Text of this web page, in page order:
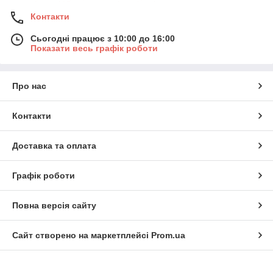
Контакти
Сьогодні працює з 10:00 до 16:00
Показати весь графік роботи
Про нас
Контакти
Доставка та оплата
Графік роботи
Повна версія сайту
Сайт створено на маркетплейсі Prom.ua